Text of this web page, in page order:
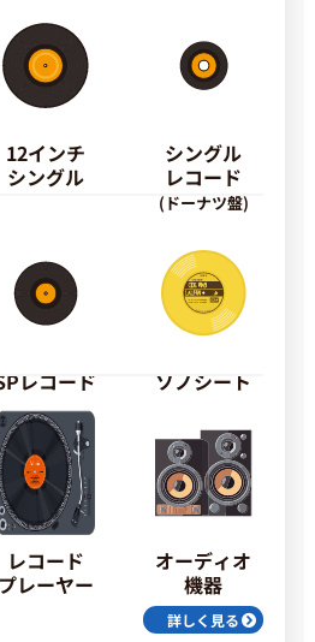
12インチ
シングル
シングル
レコード
(ドーナツ盤)
レコード ソノシート
レコード
プレーヤー
オーディオ
機器
詳しく見る